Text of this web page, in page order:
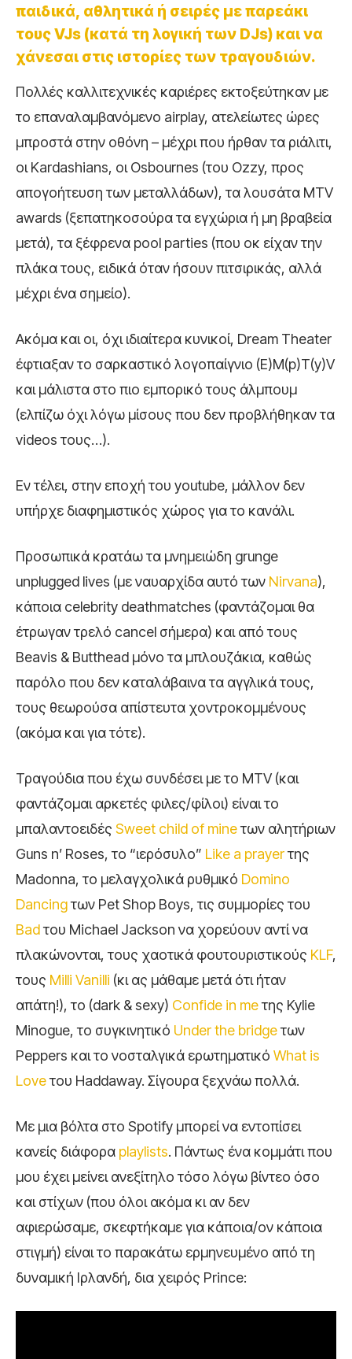
παιδικά, αθλητικά ή σειρές με παρεάκι
τους VJs (κατά τη λογική των DJs) και να
χάνεσαι στις ιστορίες των τραγουδιών.
Πολλές καλλιτεχνικές καριέρες εκτοξεύτηκαν με
το επαναλαμβανόμενο airplay, ατελείωτες ώρες
μπροστά στην οθόνη – μέχρι που ήρθαν τα ριάλιτι,
οι Kardashians, οι Osbournes (του Ozzy, προς
απογοήτευση των μεταλλάδων), τα λουσάτα MTV
awards (ξεπατηκοσούρα τα εγχώρια ή μη βραβεία
μετά), τα ξέφρενα pool parties (που οκ είχαν την
πλάκα τους, ειδικά όταν ήσουν πιτσιρικάς, αλλά
μέχρι ένα σημείο).
Ακόμα και οι, όχι ιδιαίτερα κυνικοί, Dream Theater
έφτιαξαν το σαρκαστικό λογοπαίγνιο (E)M(p)T(y)V
και μάλιστα στο πιο εμπορικό τους άλμπουμ
(ελπίζω όχι λόγω μίσους που δεν προβλήθηκαν τα
videos τους…).
Εν τέλει, στην εποχή του youtube, μάλλον δεν
υπήρχε διαφημιστικός χώρος για το κανάλι.
Προσωπικά κρατάω τα μνημειώδη grunge
unplugged lives (με ναυαρχίδα αυτό των Nirvana),
κάποια celebrity deathmatches (φαντάζομαι θα
έτρωγαν τρελό cancel σήμερα) και από τους
Beavis & Butthead μόνο τα μπλουζάκια, καθώς
παρόλο που δεν καταλάβαινα τα αγγλικά τους,
τους θεωρούσα απίστευτα χοντροκομμένους
(ακόμα και για τότε).
Τραγούδια που έχω συνδέσει με το MTV (και
φαντάζομαι αρκετές φιλες/φίλοι) είναι το
μπαλαντοειδές Sweet child of mineτων αλητήριων
Guns n’ Roses, το “ιερόσυλο” Like a prayerτης
Madonna, το μελαγχολικά ρυθμικό Domino
Dancingτων Pet Shop Boys, τις συμμορίες του
Badτου Michael Jackson να χορεύουν αντί να
πλακώνονται, τους χαοτικά φουτουριστικούς KLF,
τους Milli Vanilli (κι ας μάθαμε μετά ότι ήταν
απάτη!), το (dark & sexy) Confide in meτης Kylie
Minogue, το συγκινητικό Under the bridgeτων
Peppers και το νοσταλγικά ερωτηματικό What is
Loveτου Haddaway. Σίγουρα ξεχνάω πολλά.
Με μια βόλτα στο Spotify μπορεί να εντοπίσει
κανείς διάφορα playlists. Πάντως ένα κομμάτι που
μου έχει μείνει ανεξίτηλο τόσο λόγω βίντεο όσο
και στίχων (που όλοι ακόμα κι αν δεν
αφιερώσαμε, σκεφτήκαμε για κάποια/ον κάποια
στιγμή) είναι το παρακάτω ερμηνευμένο από τη
δυναμική Ιρλανδή, δια χειρός Prince: